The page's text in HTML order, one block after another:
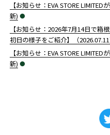
【お知らせ：EVA STORE
新)
【お知らせ：2026年7月14日で箱
初日の様子をご紹介】（2026.07.11
【お知らせ：EVA STORE
新)